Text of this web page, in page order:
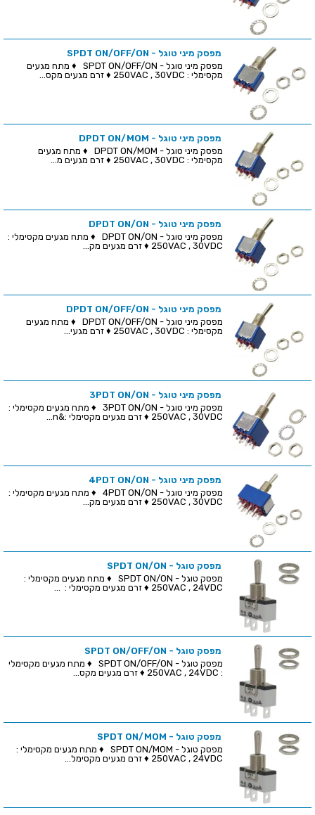
מפסק מיני טוגל - SPDT ON/OFF/ON
מפסק מיני טוגל - SPDT ON/OFF/ON ♦ מתח מגעים
מקסימלי : 250VAC , 30VDC ♦ זרם מגעים מקס...
מפסק מיני טוגל - DPDT ON/MOM
מפסק מיני טוגל - DPDT ON/MOM ♦ מתח מגעים
מקסימלי : 250VAC , 30VDC ♦ זרם מגעים מ...
מפסק מיני טוגל - DPDT ON/ON
מפסק מיני טוגל - DPDT ON/ON ♦ מתח מגעים מקסימלי :
250VAC , 30VDC ♦ זרם מגעים מק...
מפסק מיני טוגל - DPDT ON/OFF/ON
מפסק מיני טוגל - DPDT ON/OFF/ON ♦ מתח מגעים
מקסימלי : 250VAC , 30VDC ♦ זרם מגעי...
מפסק מיני טוגל - 3PDT ON/ON
מפסק מיני טוגל - 3PDT ON/ON ♦ מתח מגעים מקסימלי :
250VAC , 30VDC ♦ זרם מגעים מקסימלי :&n...
מפסק מיני טוגל - 4PDT ON/ON
מפסק מיני טוגל - 4PDT ON/ON ♦ מתח מגעים מקסימלי :
250VAC , 30VDC ♦ זרם מגעים מק...
מפסק טוגל - SPDT ON/ON
מפסק טוגל - SPDT ON/ON ♦ מתח מגעים מקסימלי :
250VAC , 24VDC ♦ זרם מגעים מקסימלי : ...
מפסק טוגל - SPDT ON/OFF/ON
מפסק טוגל - SPDT ON/OFF/ON ♦ מתח מגעים מקסימלי
: 250VAC , 24VDC ♦ זרם מגעים מקס...
מפסק טוגל - SPDT ON/MOM
מפסק טוגל - SPDT ON/MOM ♦ מתח מגעים מקסימלי :
250VAC , 24VDC ♦ זרם מגעים מקסימל...